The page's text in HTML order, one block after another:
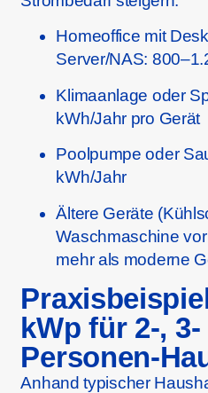
Homeoffice mit
Server/NAS:
Klimaanlage oder
kWh/Jahr pro Gerät
Poolpumpe oder
kWh/Jahr
Ältere Geräte
Waschmaschine
mehr als moderne
kWp für 2-,
Personen-
Anhand typischer